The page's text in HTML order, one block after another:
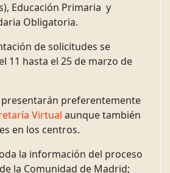
Educación Primaria y
Obligatoria.
de solicitudes se
11 hasta el 25 de marzo de
presentarán preferentemente
Virtual aunque también
en los centros.
la información del proceso
la Comunidad de Madrid;